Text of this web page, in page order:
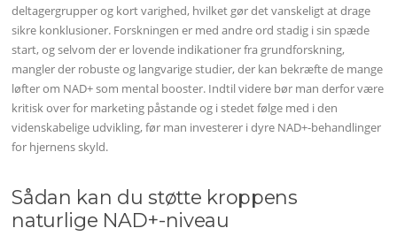
deltagergrupper og kort varighed, hvilket gør det vanskeligt at drage
sikre konklusioner. Forskningen er med andre ord stadig i sin spæde
start, og selvom der er lovende indikationer fra grundforskning,
mangler der robuste og langvarige studier, der kan bekræfte de mange
løfter om NAD+ som mental booster. Indtil videre bør man derfor være
kritisk over for marketing påstande og i stedet følge med i den
videnskabelige udvikling, før man investerer i dyre NAD+-behandlinger
for hjernens skyld.
Sådan kan du støtte kroppens
naturlige NAD+-niveau